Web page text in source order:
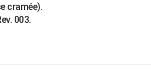
cramée).
003.